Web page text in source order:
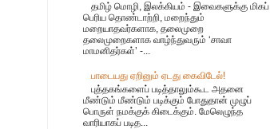
தமிழ் மொழி, இலக்கியம் - இவைகளுக்கு மிகப்
பெரிய தொண்டாற்றி, மறைந்தும்
மறையாதவர்களாக, தலைமுறை
தலைமுறைகளாக வாழ்ந்துவரும் ‘சாவா
மாமனிதர்கள்’ -...
பாடையது ஏறினும் ஏடது கைவிடேல்!
புத்தகங்களைப் படித்தாலும்கூட அதனை
மீண்டும் மீண்டும் படிக்கும் போதுதான் முழுப்
பொருள் நமக்குக் கிடைக்கும். மேலெழுந்த
வாரியாகப் படித...